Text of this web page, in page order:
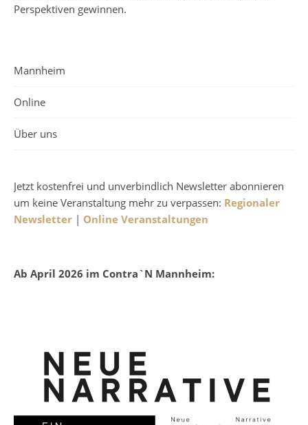
Perspektiven gewinnen.
Mannheim
Online
Über uns
Jetzt kostenfrei und unverbindlich Newsletter abonnieren
um keine Veranstaltung mehr zu verpassen: Regionaler
Newsletter | Online Veranstaltungen
Ab April 2026 im Contra`N Mannheim: